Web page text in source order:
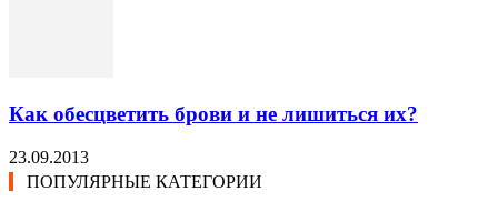
Как обесцветить брови и не лишиться их?
23.09.2013
ПОПУЛЯРНЫЕ КАТЕГОРИИ